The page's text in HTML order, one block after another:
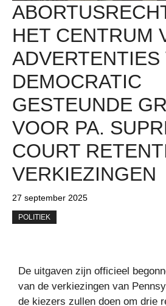
HET CENTRUM
ADVERTENTIES
DEMOCRATIC
GESTEUNDE
VOOR PA.
COURT
VERKIEZINGEN
27 september 2025
POLITIEK
De uitgaven zijn officieel
van de verkiezingen van
de kiezers zullen doen om drie